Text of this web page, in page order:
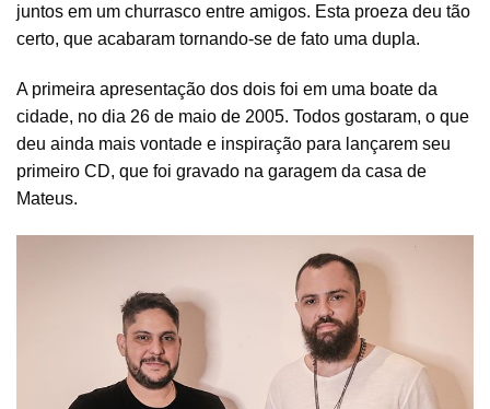
juntos em um churrasco entre amigos. Esta proeza deu tão
certo, que acabaram tornando-se de fato uma dupla.
A primeira apresentação dos dois foi em uma boate da
cidade, no dia 26 de maio de 2005. Todos gostaram, o que
deu ainda mais vontade e inspiração para lançarem seu
primeiro CD, que foi gravado na garagem da casa de
Mateus.